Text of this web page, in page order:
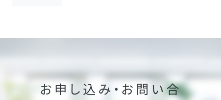
お申し込み・お問い合